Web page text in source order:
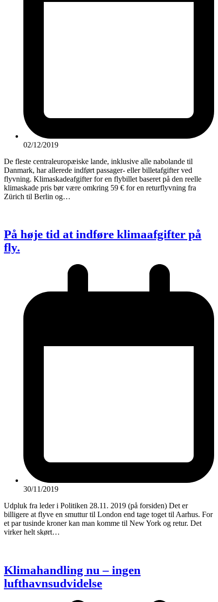
02/12/2019
De fleste centraleuropæiske lande, inklusive alle nabolande til
Danmark, har allerede indført passager- eller billetafgifter ved
flyvning. Klimaskadeafgifter for en flybillet baseret på den reelle
klimaskade pris bør være omkring 59 € for en returflyvning fra
Zürich til Berlin og…
På høje tid at indføre klimaafgifter på
fly.
30/11/2019
Udpluk fra leder i Politiken 28.11. 2019 (på forsiden) Det er
billigere at flyve en smuttur til London end tage toget til Aarhus. For
et par tusinde kroner kan man komme til New York og retur. Det
virker helt skørt…
Klimahandling nu – ingen
lufthavnsudvidelse